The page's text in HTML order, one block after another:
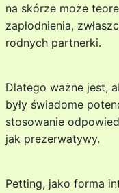
na skórze może
zapłodnienia,
rodnych partnerki.
Dlatego ważne jest,
były świadome
stosowanie
jak prezerwatywy.
Petting, jako forma